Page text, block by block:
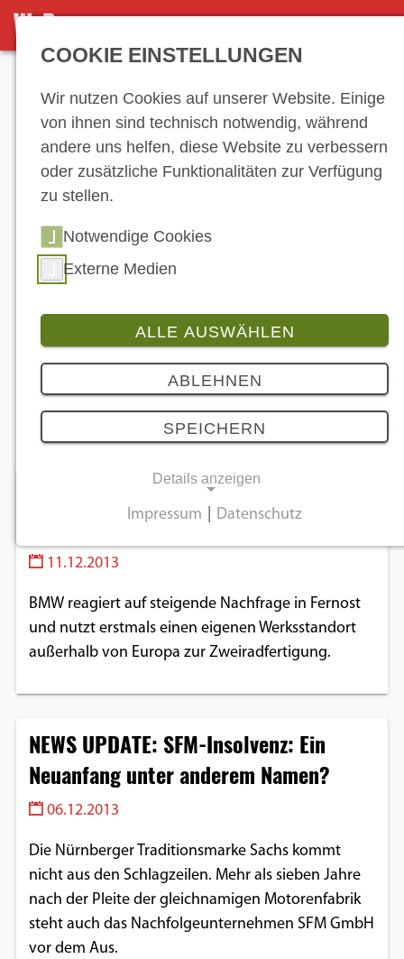
NEWS-ARCHIV
News-Archiv
… 43 44 45
51 52 53
68
71 72 73 74
77
78 79 80 81 82
Dezember 2013
BMW produziert Motorräder für
Thailand an Ort und Stelle
11.12.2013
BMW reagiert auf steigende Nachfrage in Fernost
und nutzt erstmals einen eigenen Werksstandort
außerhalb von Europa zur Zweiradfertigung.
NEWS UPDATE: SFM-Insolvenz: Ein
Neuanfang unter anderem Namen?
06.12.2013
Die Nürnberger Traditionsmarke Sachs kommt
nicht aus den Schlagzeilen. Mehr als sieben Jahre
nach der Pleite der gleichnamigen Motorenfabrik
steht auch das Nachfolgeunternehmen SFM GmbH
vor dem Aus.
COOKIE EINSTELLUNGEN
Wir nutzen Cookies auf unserer Website. Einige
von ihnen sind technisch notwendig, während
andere uns helfen, diese Website zu verbessern
oder zusätzliche Funktionalitäten zur Verfügung
zu stellen.
Notwendige Cookies
Externe Medien
ALLE AUSWÄHLEN
ABLEHNEN
SPEICHERN
Details anzeigen
Notwendige Cookies ermöglichen
einwandfreie Funktion der Website
erforderlich.
cookie_consent
Zweck:
Dieser Cookie speichert die ausgewählten
Cookie Laufzeit:
Impressum Datenschutz